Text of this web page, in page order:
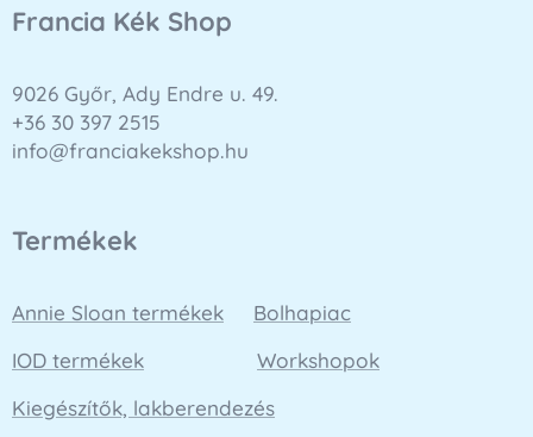
Francia Kék Shop
9026 Győr, Ady Endre u. 49.
+36 30 397 2515
info@franciakekshop.hu
Termékek
Annie Sloan termékek
Bolhapiac
IOD termékek
Workshopok
Kiegészítők, lakberendezés